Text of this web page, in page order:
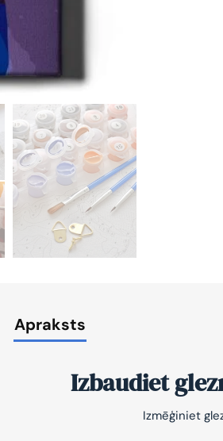
Apraksts
Izbaudiet
Izmēģiniet